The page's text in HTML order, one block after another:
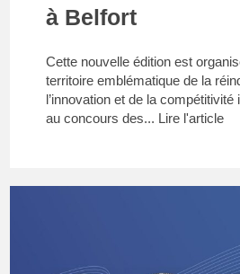
à Belfort
Cette nouvelle édition est
territoire emblématique de la
l’innovation et de la
au concours des... Lire l'article